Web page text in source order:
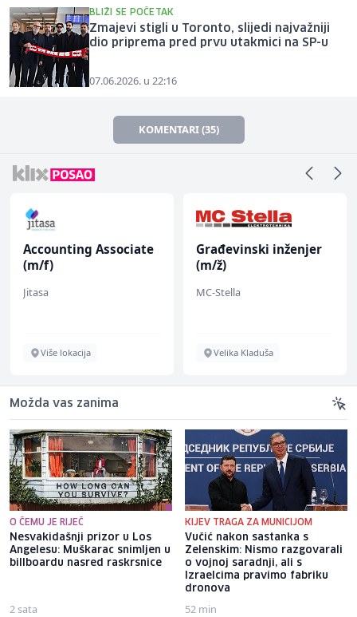
BLIŽI SE POČETAK
Zmajevi stigli u Toronto, slijedi najvažniji
dio priprema pred prvu utakmici na SP-u
07.06.2026. u 22:16
KOMENTARI (35)
Accounting Associate
(m/f)
Jitasa
Više lokacija
Građevinski inženjer
(m/ž)
MC-Stella
Velika Kladuša
Možda vas zanima
O ČEMU JE RIJEČ
Nesvakidašnji prizor u Los
Angelesu: Muškarac snimljen u
billboardu nasred raskrsnice
2 sata
KIJEV TRAGA ZA MUNICIJOM
Vučić nakon sastanka s
Zelenskim: Nismo razgovarali
o vojnoj saradnji, ali s
Izraelcima pravimo fabriku
dronova
52 min